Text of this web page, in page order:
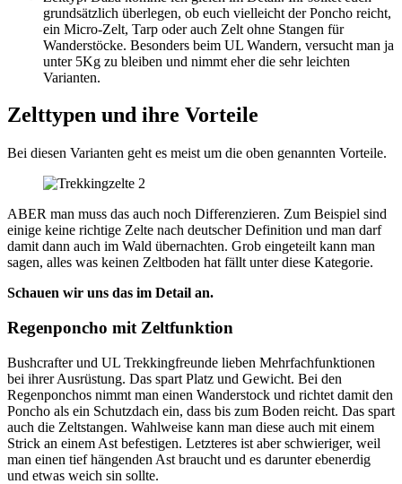
grundsätzlich überlegen, ob euch vielleicht der Poncho reicht,
ein Micro-Zelt, Tarp oder auch Zelt ohne Stangen für
Wanderstöcke. Besonders beim UL Wandern, versucht man ja
unter 5Kg zu bleiben und nimmt eher die sehr leichten
Varianten.
Zelttypen und ihre Vorteile
Bei diesen Varianten geht es meist um die oben genannten Vorteile.
ABER man muss das auch noch Differenzieren. Zum Beispiel sind
einige keine richtige Zelte nach deutscher Definition und man darf
damit dann auch im Wald übernachten. Grob eingeteilt kann man
sagen, alles was keinen Zeltboden hat fällt unter diese Kategorie.
Schauen wir uns das im Detail an.
Regenponcho mit Zeltfunktion
Bushcrafter und UL Trekkingfreunde lieben Mehrfachfunktionen
bei ihrer Ausrüstung. Das spart Platz und Gewicht. Bei den
Regenponchos nimmt man einen Wanderstock und richtet damit den
Poncho als ein Schutzdach ein, dass bis zum Boden reicht. Das spart
auch die Zeltstangen. Wahlweise kann man diese auch mit einem
Strick an einem Ast befestigen. Letzteres ist aber schwieriger, weil
man einen tief hängenden Ast braucht und es darunter ebenerdig
und etwas weich sin sollte.